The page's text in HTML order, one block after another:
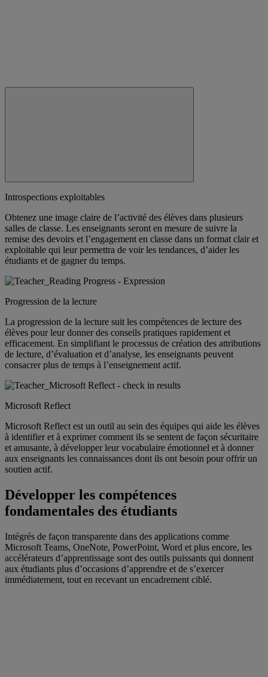
Introspections exploitables
Obtenez une image claire de l’activité des élèves dans plusieurs
salles de classe. Les enseignants seront en mesure de suivre la
remise des devoirs et l’engagement en classe dans un format clair et
exploitable qui leur permettra de voir les tendances, d’aider les
étudiants et de gagner du temps.
Progression de la lecture
La progression de la lecture suit les compétences de lecture des
élèves pour leur donner des conseils pratiques rapidement et
efficacement. En simplifiant le processus de création des attributions
de lecture, d’évaluation et d’analyse, les enseignants peuvent
consacrer plus de temps à l’enseignement actif.
Microsoft Reflect
Microsoft Reflect est un outil au sein des équipes qui aide les élèves
à identifier et à exprimer comment ils se sentent de façon sécuritaire
et amusante, à développer leur vocabulaire émotionnel et à donner
aux enseignants les connaissances dont ils ont besoin pour offrir un
soutien actif.
Développer les compétences
fondamentales des étudiants
Intégrés de façon transparente dans des applications comme
Microsoft Teams, OneNote, PowerPoint, Word et plus encore, les
accélérateurs d’apprentissage sont des outils puissants qui donnent
aux étudiants plus d’occasions d’apprendre et de s’exercer
immédiatement, tout en recevant un encadrement ciblé.